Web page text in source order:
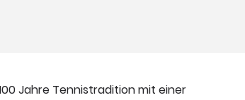
Jahre Tennistradition mit einer